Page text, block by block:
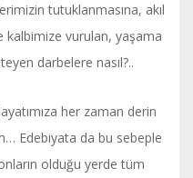
tutuklanmasına, akıl
kalbimize vurulan, yaşama
darbelere nasıl?..
her zaman derin
Edebiyata da bu sebeple
olduğu yerde tüm